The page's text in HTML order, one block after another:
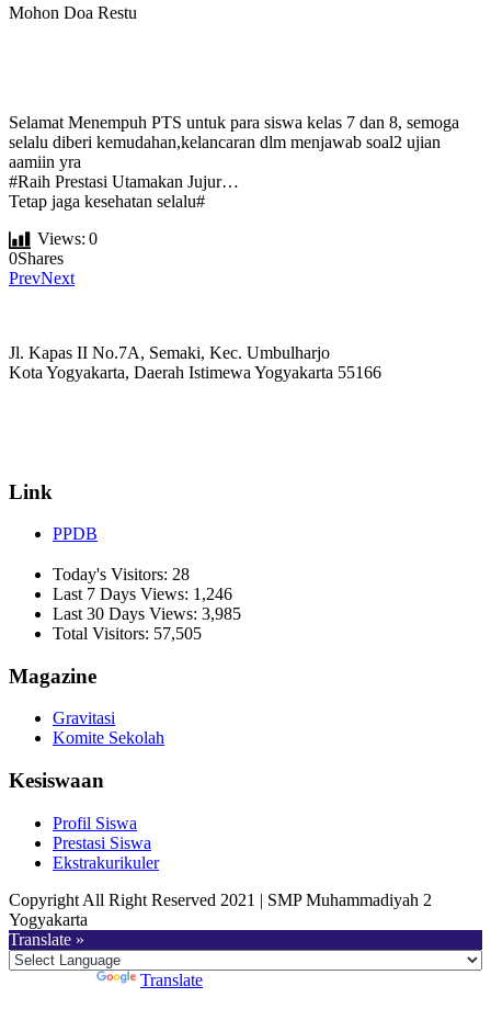
Mohon Doa Restu
Selamat Menempuh PTS untuk para siswa kelas 7 dan 8, semoga
selalu diberi kemudahan,kelancaran dlm menjawab soal2 ujian
aamiin yra
#Raih Prestasi Utamakan Jujur…
Tetap jaga kesehatan selalu#
Views: 0
0Shares
PrevNext
Jl. Kapas II No.7A, Semaki, Kec. Umbulharjo
Kota Yogyakarta, Daerah Istimewa Yogyakarta 55166
Link
PPDB
Today's Visitors: 28
Last 7 Days Views: 1,246
Last 30 Days Views: 3,985
Total Visitors: 57,505
Magazine
Gravitasi
Komite Sekolah
Kesiswaan
Profil Siswa
Prestasi Siswa
Ekstrakurikuler
Copyright All Right Reserved 2021 | SMP Muhammadiyah 2
Yogyakarta
Translate »
Translate